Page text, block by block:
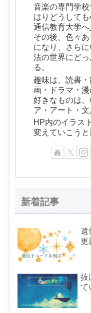
音楽の専門学
はりどうして
通信教育大学へ
その後、色々
になり、さら
法の世界にど
る。
趣味は、読書
画・ドラマ・漫
好きなものは
ア・アート・文
HP内のイラス
変えていこうと
新着記事
遺
更
抜
て